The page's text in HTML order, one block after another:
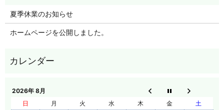
夏季休業のお知らせ
ホームページを公開しました。
2026年 8月
日
月 火 水 木 金
土